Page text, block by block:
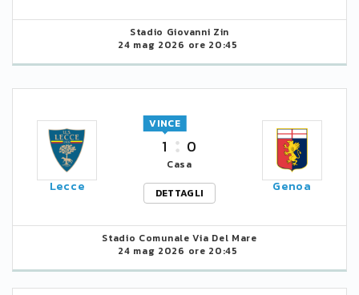
Stadio Giovanni Zin
24 mag 2026 ore 20:45
Lecce
1
VINCE
0
Casa
DETTAGLI
Genoa
Stadio Comunale Via Del Mare
24 mag 2026 ore 20:45